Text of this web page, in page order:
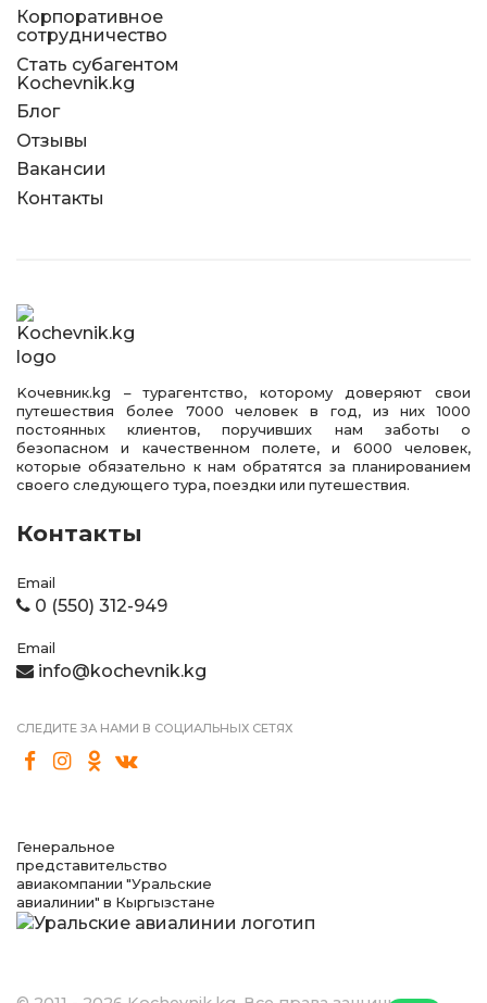
Корпоративное
сотрудничество
Стать субагентом
Kochevnik.kg
Блог
Отзывы
Вакансии
Контакты
Kочевник.kg – турагентство, которому доверяют свои
путешествия более 7000 человек в год, из них 1000
постоянных клиентов, поручивших нам заботы о
безопасном и качественном полете, и 6000 человек,
которые обязательно к нам обратятся за планированием
своего следующего тура, поездки или путешествия.
Контакты
Email
0 (550) 312-949
Email
info@kochevnik.kg
СЛЕДИТЕ ЗА НАМИ В СОЦИАЛЬНЫХ СЕТЯХ
Генеральное
представительство
авиакомпании "Уральские
авиалинии" в Кыргызстане